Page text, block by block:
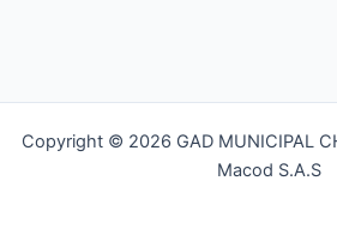
Copyright © 2026 GAD MUNICIPAL
Macod S.A.S